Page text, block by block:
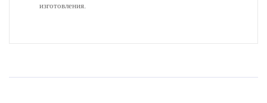
изготовления.